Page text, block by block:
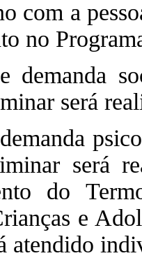
com a
no
demanda
será
será
do
e
atendido